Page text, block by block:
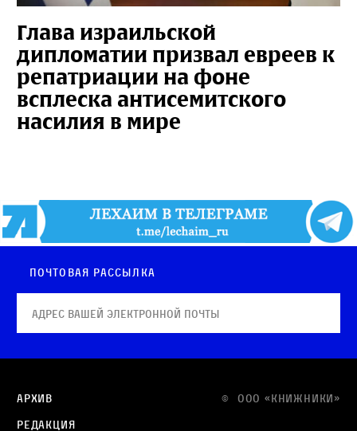
Глава израильской
дипломатии призвал евреев к
репатриации на фоне
всплеска антисемитского
насилия в мире
Почтовая рассылка
© OOO «КНИЖНИКИ»
Архив
Редакция